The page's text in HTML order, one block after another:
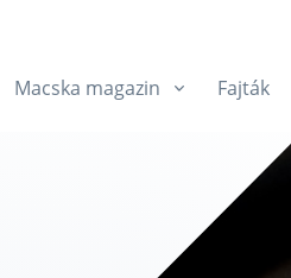
Macska magazin Fajták